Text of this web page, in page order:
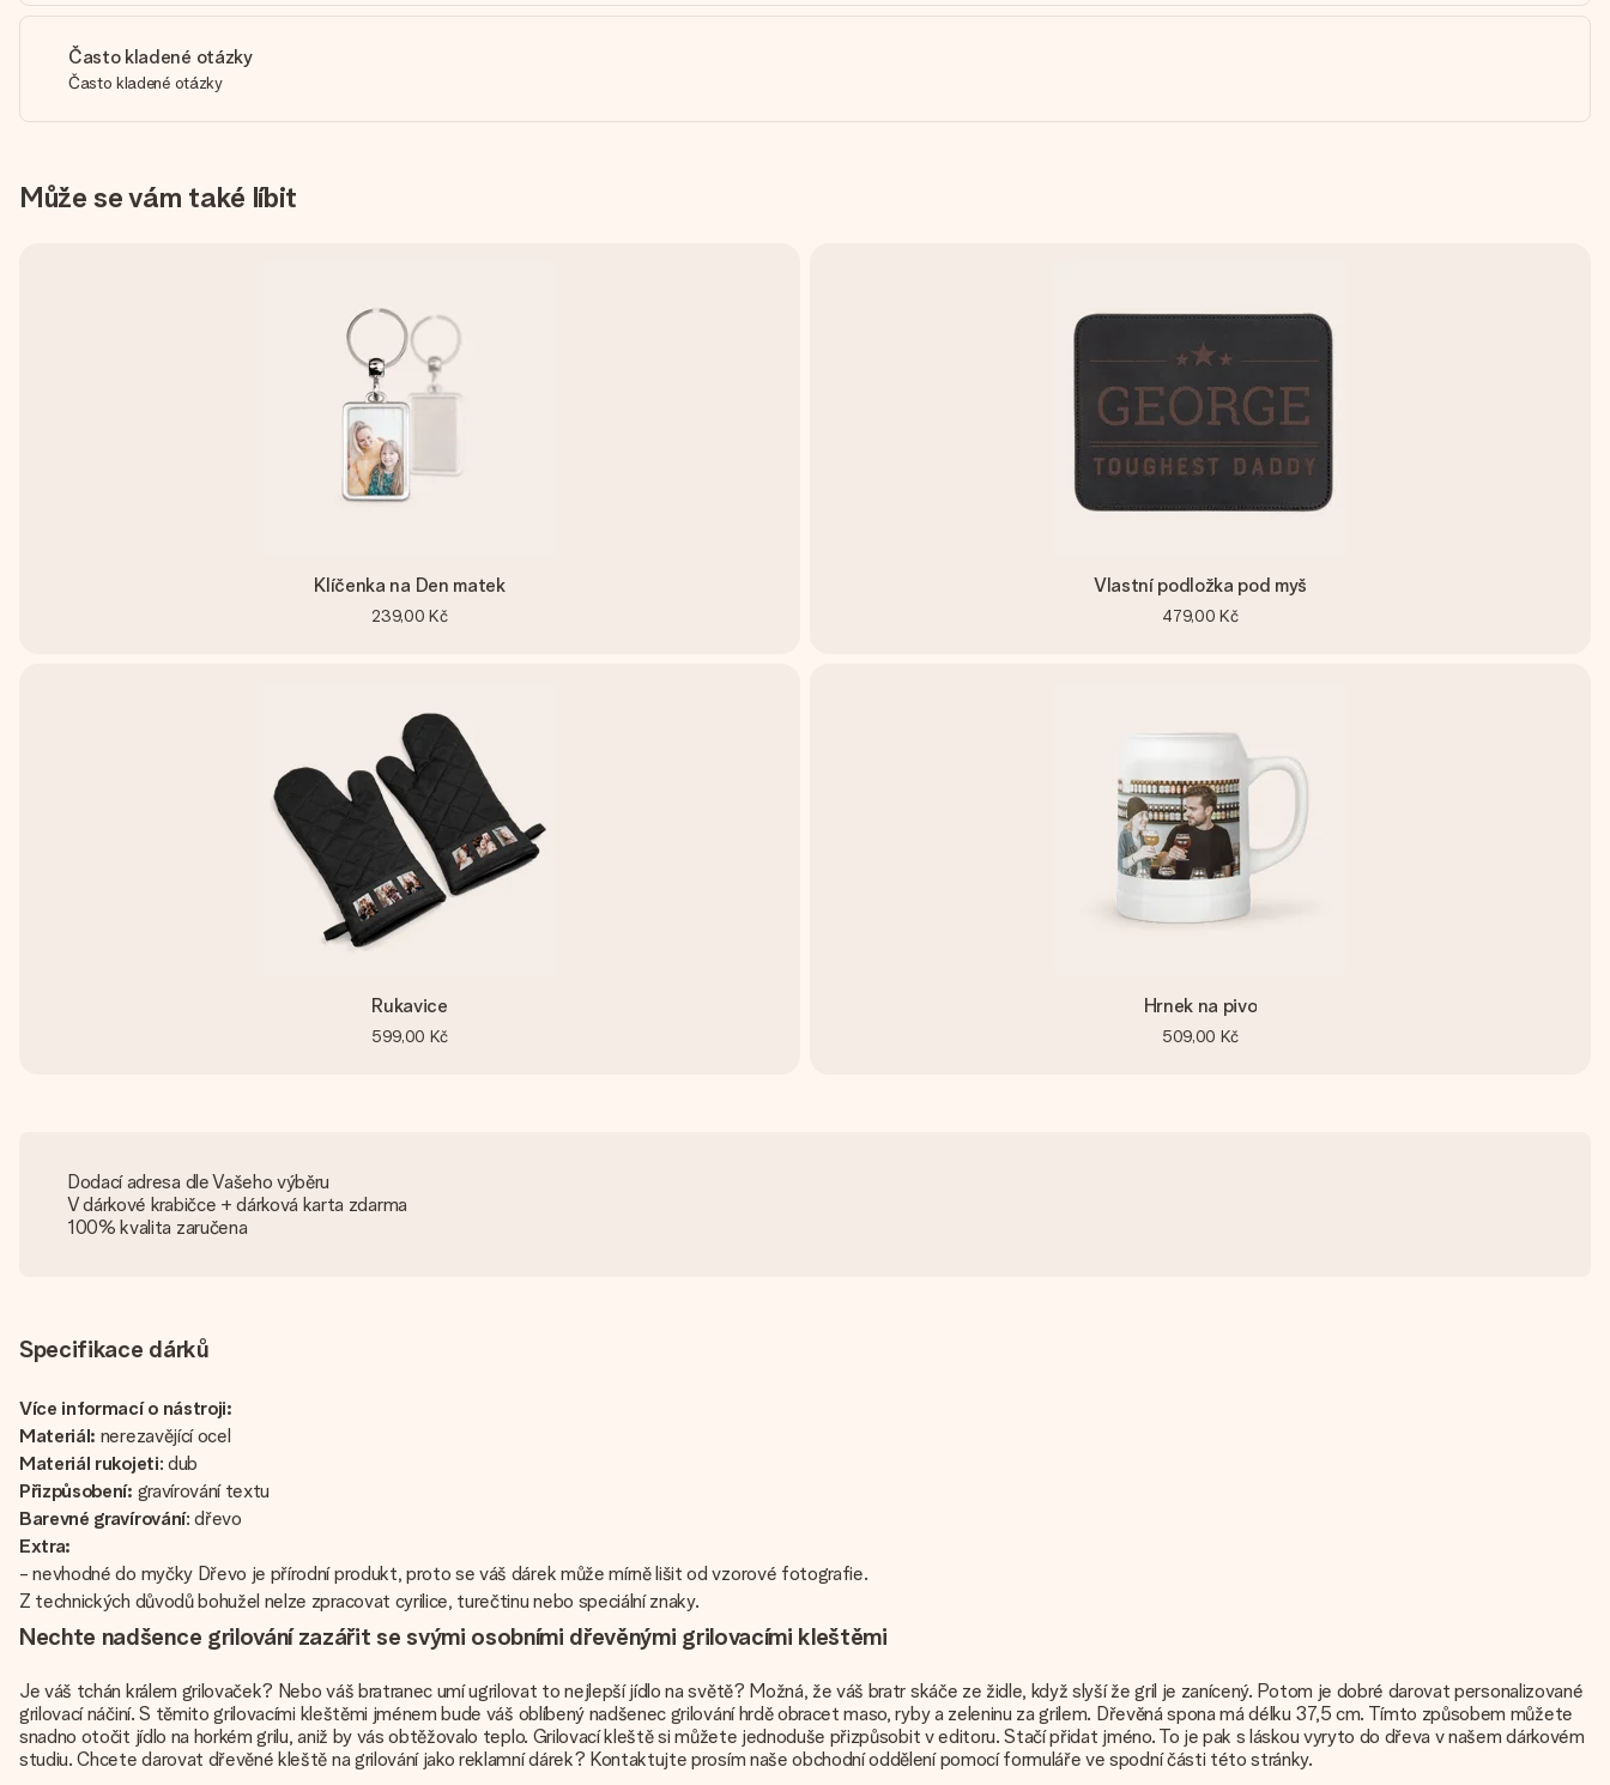
Často kladené otázky
Často kladené otázky
Může se vám také líbit
Klíčenka na Den matek
239,00 Kč
Vlastní podložka pod myš
479,00 Kč
Rukavice
599,00 Kč
Hrnek na pivo
509,00 Kč
Dodací adresa dle Vašeho výběru
V dárkové krabičce + dárková karta zdarma
100% kvalita zaručena
Specifikace dárků
Více informací o nástroji:
Materiál: nerezavějící ocel
Materiál rukojeti: dub
Přizpůsobení: gravírování textu
Barevné gravírování: dřevo
Extra:
- nevhodné do myčky Dřevo je přírodní produkt, proto se váš dárek může mírně lišit od vzorové fotografie.
Z technických důvodů bohužel nelze zpracovat cyrilice, turečtinu nebo speciální znaky.
Nechte nadšence grilování zazářit se svými osobními dřevěnými grilovacími kleštěmi
Je váš tchán králem grilovaček? Nebo váš bratranec umí ugrilovat to nejlepší jídlo na světě? Možná, že váš bratr skáče ze židle, když slyší že gril je zanícený. Potom je dobré darovat personalizované
grilovací náčiní. S těmito grilovacími kleštěmi jménem bude váš oblíbený nadšenec grilování hrdě obracet maso, ryby a zeleninu za grilem. Dřevěná spona má délku 37,5 cm. Tímto způsobem můžete
snadno otočit jídlo na horkém grilu, aniž by vás obtěžovalo teplo. Grilovací kleště si můžete jednoduše přizpůsobit v editoru. Stačí přidat jméno. To je pak s láskou vyryto do dřeva v našem dárkovém
studiu. Chcete darovat dřevěné kleště na grilování jako reklamní dárek? Kontaktujte prosím naše obchodní oddělení pomocí formuláře ve spodní části této stránky.